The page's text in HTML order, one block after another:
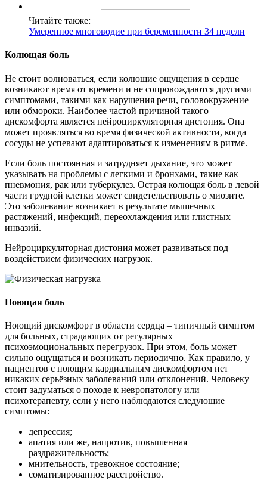
Читайте также:
Умеренное многоводие при беременности 34 недели
Колющая боль
Не стоит волноваться, если колющие ощущения в сердце
возникают время от времени и не сопровождаются другими
симптомами, такими как нарушения речи, головокружение
или обмороки. Наиболее частой причиной такого
дискомфорта является нейроциркуляторная дистония. Она
может проявляться во время физической активности, когда
сосуды не успевают адаптироваться к изменениям в ритме.
Если боль постоянная и затрудняет дыхание, это может
указывать на проблемы с легкими и бронхами, такие как
пневмония, рак или туберкулез. Острая колющая боль в левой
части грудной клетки может свидетельствовать о миозите.
Это заболевание возникает в результате мышечных
растяжений, инфекций, переохлаждения или глистных
инвазий.
Нейроциркуляторная дистония может развиваться под
воздействием физических нагрузок.
Ноющая боль
Ноющий дискомфорт в области сердца – типичный симптом
для больных, страдающих от регулярных
психоэмоциональных перегрузок. При этом, боль может
сильно ощущаться и возникать периодично. Как правило, у
пациентов с ноющим кардиальным дискомфортом нет
никаких серьёзных заболеваний или отклонений. Человеку
стоит задуматься о походе к невропатологу или
психотерапевту, если у него наблюдаются следующие
симптомы:
депрессия;
апатия или же, напротив, повышенная
раздражительность;
мнительность, тревожное состояние;
соматизированное расстройство.